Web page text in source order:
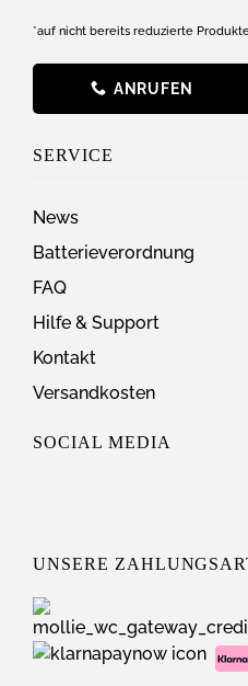
*auf nicht bereits reduzierte
ANRUFEN
SERVICE
News
Batterieverordnung
FAQ
Hilfe & Support
Kontakt
Versandkosten
SOCIAL MEDIA
UNSERE